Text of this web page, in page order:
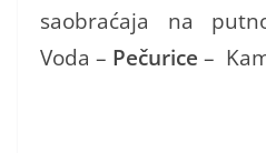
saobraćaja na
Voda – Pečurice –